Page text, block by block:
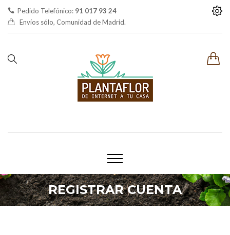
Pedido Telefónico: 91 017 93 24
Envíos sólo, Comunidad de Madrid.
REGISTRAR CUENTA